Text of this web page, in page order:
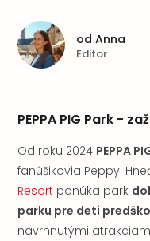
PEPPA PIG Park -
Od roku 2024 PEPPA
fanúšikovia Peppy!
Resort ponúka park
parku pre deti
navrhnutými
od Anna
Editor